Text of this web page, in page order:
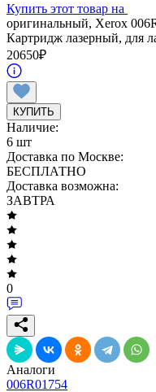
Купить этот товар на
оригинальный, Xerox
Картридж лазерный, для
20650₽
КУПИТЬ
Наличие:
6 шт
Доставка по Москве:
БЕСПЛАТНО
Доставка возможна:
ЗАВТРА
0
Аналоги
006R01754